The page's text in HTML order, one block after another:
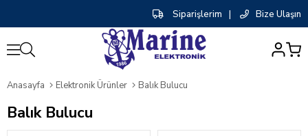
Siparişlerim | Bize Ulaşın
Anasayfa Elektronik Ürünler Balık Bulucu
Balık Bulucu